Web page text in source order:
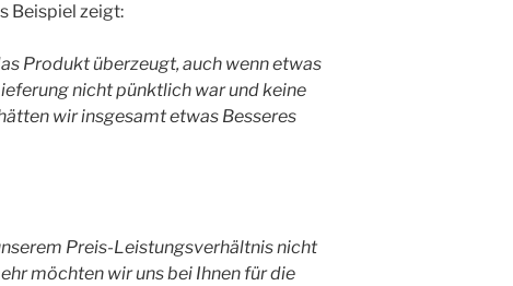
Beispiel zeigt:
Produkt überzeugt, auch wenn etwas
nicht pünktlich war und keine
wir insgesamt etwas Besseres
Preis-Leistungsverhältnis nicht
möchten wir uns bei Ihnen für die